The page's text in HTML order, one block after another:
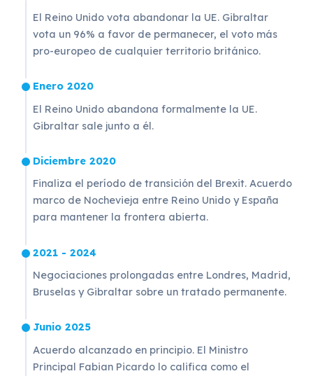
El Reino Unido vota abandonar la UE. Gibraltar
vota un 96% a favor de permanecer, el voto más
pro-europeo de cualquier territorio británico.
Enero 2020
El Reino Unido abandona formalmente la UE.
Gibraltar sale junto a él.
Diciembre 2020
Finaliza el período de transición del Brexit. Acuerdo
marco de Nochevieja entre Reino Unido y España
para mantener la frontera abierta.
2021 - 2024
Negociaciones prolongadas entre Londres, Madrid,
Bruselas y Gibraltar sobre un tratado permanente.
Junio 2025
Acuerdo alcanzado en principio. El Ministro
Principal Fabian Picardo lo califica como el